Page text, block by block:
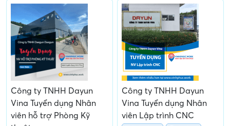
Công ty TNHH Dayun
Vina Tuyển dụng Nhân
viên hỗ trợ Phòng Kỹ
Công ty TNHH Dayun
Vina Tuyển dụng Nhân
viên Lập trình CNC